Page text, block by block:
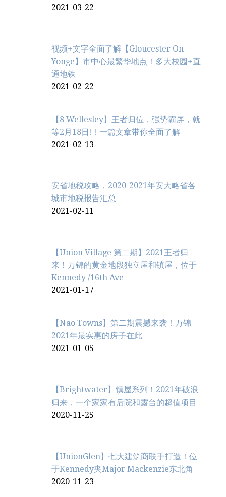
2021-03-22
视频+文字全面了解【Gloucester On
Yonge】市中心最繁华地点！多大校园+直
通地铁
2021-02-22
【8 Wellesley】王者归位，强势霸屏，就
等2月18日! ! 一篇文章带你全面了解
2021-02-13
安省地税攻略，2020-2021年安大略省各
城市地税报告汇总
2021-02-11
【Union Village 第二期】2021王者归
来！万锦的黄金地段独立屋和镇屋，位于
Kennedy /16th Ave
2021-01-17
【Nao Towns】第二期震撼来袭！万锦
2021年最实惠的房子在此
2021-01-05
【Brightwater】镇屋系列！2021年破浪
归来，一个家家有后院和露台的超值项目
2020-11-25
【UnionGlen】七大建筑商联手打造！位
于Kennedy夹Major Mackenzie东北角
2020-11-23